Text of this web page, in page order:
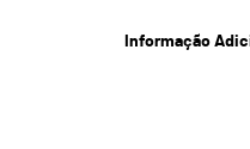
Informação